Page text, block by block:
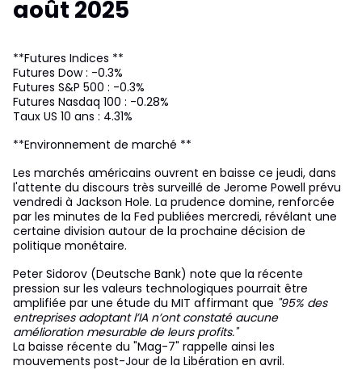
août 2025
**Futures Indices **
Futures Dow : -0.3%
Futures S&P 500 : -0.3%
Futures Nasdaq 100 : -0.28%
Taux US 10 ans : 4.31%
**Environnement de marché **
Les marchés américains ouvrent en baisse ce jeudi, dans
l'attente du discours très surveillé de Jerome Powell prévu
vendredi à Jackson Hole. La prudence domine, renforcée
par les minutes de la Fed publiées mercredi, révélant une
certaine division autour de la prochaine décision de
politique monétaire.
Peter Sidorov (Deutsche Bank) note que la récente
pression sur les valeurs technologiques pourrait être
amplifiée par une étude du MIT affirmant que "95% des
entreprises adoptant l’IA n’ont constaté aucune
amélioration mesurable de leurs profits."
La baisse récente du "Mag-7" rappelle ainsi les
mouvements post-Jour de la Libération en avril.